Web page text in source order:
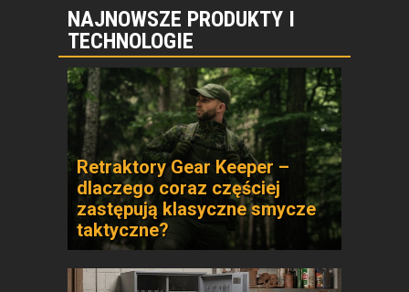
NAJNOWSZE PRODUKTY I
TECHNOLOGIE
Retraktory Gear Keeper –
dlaczego coraz częściej
zastępują klasyczne smycze
taktyczne?